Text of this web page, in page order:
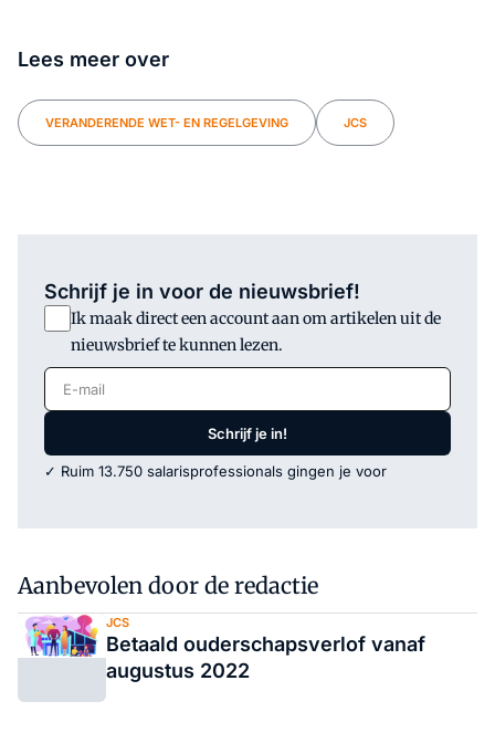
Lees meer over
VERANDERENDE WET- EN REGELGEVING JCS
Schrijf je in voor de nieuwsbrief!
Ik maak direct een account aan om artikelen uit de
nieuwsbrief te kunnen lezen.
E-mail
Schrijf je in!
✓ Ruim 13.750 salarisprofessionals gingen je voor
Aanbevolen door de redactie
JCS
Betaald ouderschapsverlof vanaf
augustus 2022